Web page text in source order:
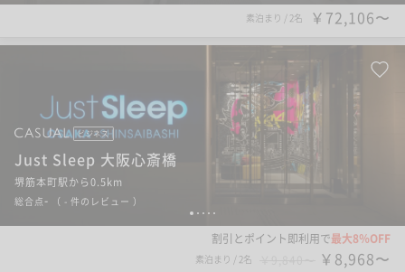
素泊まり / 2名 ￥72,106〜
1 2 3 4 5
ビジネス
Just Sleep 大阪心斎橋
堺筋本町駅から0.5km
総合点- （ - 件のレビュー ）
割引とポイント即利用で最大8％OFF
素泊まり / 2名 ￥8,968〜